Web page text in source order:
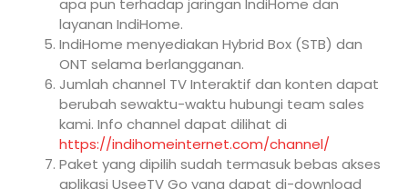
apa pun terhadap jaringan IndiHome dan
layanan IndiHome.
IndiHome menyediakan Hybrid Box (STB) dan
ONT selama berlangganan.
Jumlah channel TV Interaktif dan konten dapat
berubah sewaktu-waktu hubungi team sales
kami. Info channel dapat dilihat di
https://indihomeinternet.com/channel/
Paket yang dipilih sudah termasuk bebas akses
aplikasi UseeTV Go yang dapat di-download